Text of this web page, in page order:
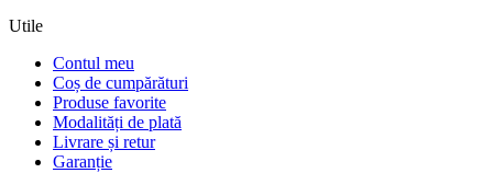
Utile
Contul meu
Coș de cumpărături
Produse favorite
Modalități de plată
Livrare și retur
Garanție